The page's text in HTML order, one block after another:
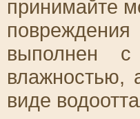
принимайте
выполнен
влажностью,
виде